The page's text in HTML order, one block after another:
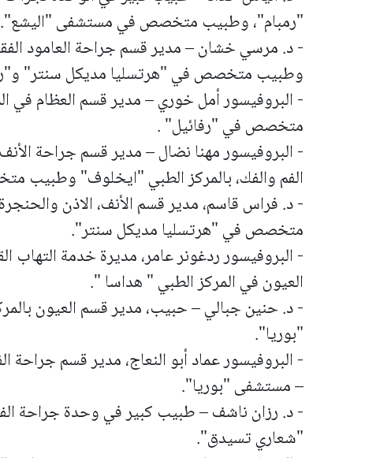
"رمبام"، وطبيب متخصص في مستشفى "اليشع".
- د. مرسي خشان – مدير قسم جراحة العامود
وطبيب متخصص في "هرتسليا مديكل سنتر"
- البروفيسور أمل خوري – مدير قسم العظام في
متخصص في "رفائيل" .
- البروفيسور مهنا نضال – مدير قسم جراحة
الفم والفك، بالمركز الطبي "ايخلوف" وطبيب
- د. فراس قاسم، مدير قسم الأنف، الاذن
متخصص في "هرتسليا مديكل سنتر".
- البروفيسور ردغونر عامر، مديرة خدمة
العيون في المركز الطبي " هداسا ".
- د. حنين جبالي – حبيب، مدير قسم العيون
"بوريا".
- البروفيسور عماد أبو النعاج، مدير قسم
– مستشفى "بوريا".
- د. رزان ناشف – طبيب كبير في وحدة جراحة
"شعاري تسيدق".